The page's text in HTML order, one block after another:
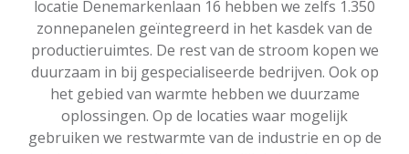
locatie Denemarkenlaan 16 hebben we zelfs 1.350
zonnepanelen geïntegreerd in het kasdek van de
productieruimtes. De rest van de stroom kopen we
duurzaam in bij gespecialiseerde bedrijven. Ook op
het gebied van warmte hebben we duurzame
oplossingen. Op de locaties waar mogelijk
gebruiken we restwarmte van de industrie en op de